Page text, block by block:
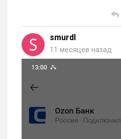
smurdl
11 месяцев назад